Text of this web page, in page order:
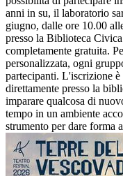
anni in su, il laboratorio
giugno, dalle ore 10.00
presso la Biblioteca
completamente gratuita.
personalizzata, ogni
partecipanti. L'iscrizione è
direttamente presso la
imparare qualcosa di
tempo in un ambiente
strumento per dare forma